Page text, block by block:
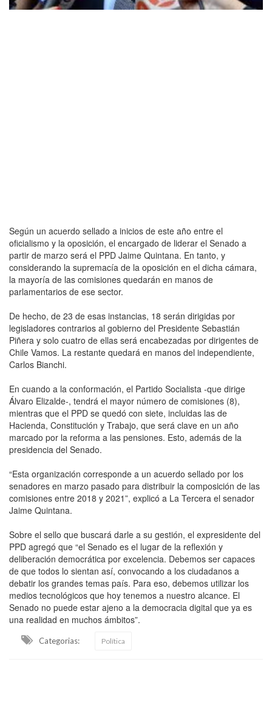
Según un acuerdo sellado a inicios de este año entre el
oficialismo y la oposición, el encargado de liderar el Senado a
partir de marzo será el PPD Jaime Quintana. En tanto, y
considerando la supremacía de la oposición en el dicha cámara,
la mayoría de las comisiones quedarán en manos de
parlamentarios de ese sector.
De hecho, de 23 de esas instancias, 18 serán dirigidas por
legisladores contrarios al gobierno del Presidente Sebastián
Piñera y solo cuatro de ellas será encabezadas por dirigentes de
Chile Vamos. La restante quedará en manos del independiente,
Carlos Bianchi.
En cuando a la conformación, el Partido Socialista -que dirige
Álvaro Elizalde-, tendrá el mayor número de comisiones (8),
mientras que el PPD se quedó con siete, incluidas las de
Hacienda, Constitución y Trabajo, que será clave en un año
marcado por la reforma a las pensiones. Esto, además de la
presidencia del Senado.
“Esta organización corresponde a un acuerdo sellado por los
senadores en marzo pasado para distribuir la composición de las
comisiones entre 2018 y 2021”, explicó a La Tercera el senador
Jaime Quintana.
Sobre el sello que buscará darle a su gestión, el expresidente del
PPD agregó que “el Senado es el lugar de la reflexión y
deliberación democrática por excelencia. Debemos ser capaces
de que todos lo sientan así, convocando a los ciudadanos a
debatir los grandes temas país. Para eso, debemos utilizar los
medios tecnológicos que hoy tenemos a nuestro alcance. El
Senado no puede estar ajeno a la democracia digital que ya es
una realidad en muchos ámbitos”.
Categorias: Política